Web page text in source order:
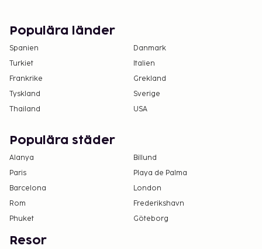
samt att avgifter och depositioner inte inkluderar
skatt. Observera att dessa kan komma att ändras.
Poolen är tillgänglig mellan 06.00 och 22.00.
Endast registrerade gäster är tillåtna på
boendets rum.
Populära länder
Spanien
Danmark
Turkiet
Italien
Frankrike
Grekland
Tyskland
Sverige
Thailand
USA
Populära städer
Alanya
Billund
Paris
Playa de Palma
Barcelona
London
Rom
Frederikshavn
Phuket
Göteborg
Resor